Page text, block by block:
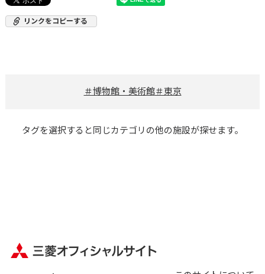
リンクをコピーする
＃博物館・美術館＃東京
タグを選択すると 同じカテゴリの他の施設が探せます。